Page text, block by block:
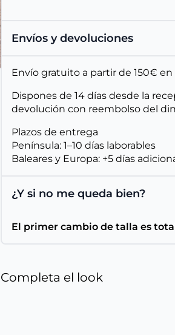
Envíos y devoluciones
Envío gratuito a partir de 150€
Dispones de 14 días desde la
devolución con reembolso del
Plazos de entrega
Península: 1–10 días laborables
Baleares y Europa: +5 días
¿Y si no me queda bien?
El primer cambio de talla es
Completa el look